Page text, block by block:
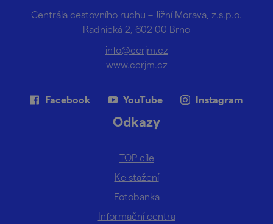
Centrála cestovního ruchu – Jižní Morava, z.s.p.o.
Radnická 2, 602 00 Brno
info@ccrjm.cz
www.ccrjm.cz
Facebook YouTube Instagram
Odkazy
TOP cíle
Ke stažení
Fotobanka
Informační centra